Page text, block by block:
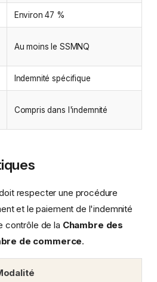
Environ 47 %
Au moins le SSMNQ
Indemnité spécifique
Compris dans l'indemnité
respecter une procédure
et le paiement de l'indemnité
contrôle de la Chambre des
de commerce.